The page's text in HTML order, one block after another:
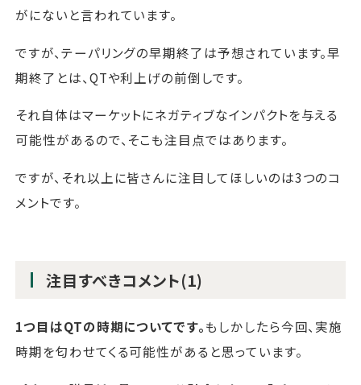
がにないと言われています。
ですが、テーパリングの早期終了は予想されています。早
期終了とは、QTや利上げの前倒しです。
それ自体はマーケットにネガティブなインパクトを与える
可能性があるので、そこも注目点ではあります。
ですが、それ以上に皆さんに注目してほしいのは3つのコ
メントです。
注目すべきコメント(1)
1つ目はQTの時期についてです。もしかしたら今回、実施
時期を匂わせてくる可能性があると思っています。